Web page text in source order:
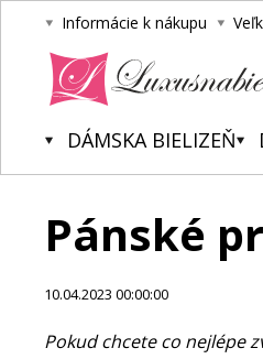
Informácie k nákupu
DÁMSKA BIELIZEŇ
Pánské
10.04.2023 00:00:00
Pokud chcete co nejlépe